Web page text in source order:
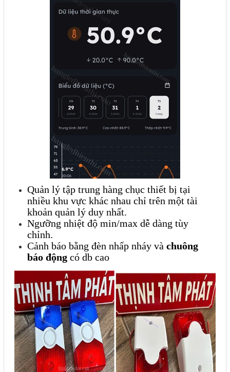
Quản lý tập trung hàng chục thiết bị tại
nhiều khu vực khác nhau chỉ trên một tài
khoản quản lý duy nhất.
Ngưỡng nhiệt độ min/max dễ dàng tùy
chỉnh.
Cảnh báo bằng đèn nhấp nháy và chuông
báo động có db cao